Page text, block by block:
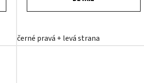
černé pravá + levá strana